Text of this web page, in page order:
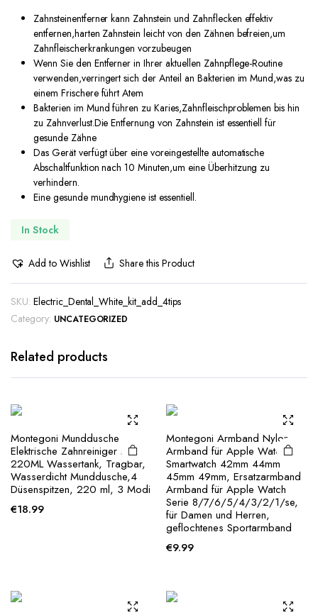
Zahnsteinentferner kann Zahnstein und Zahnflecken effektiv
entfernen,harten Zahnstein leicht von den Zähnen befreien,um
Zahnfleischerkrankungen vorzubeugen
Wenn Sie den Entferner in Ihrer aktuellen Zahnpflege-Routine
verwenden,verringert sich der Anteil an Bakterien im Mund,was zu
einem Frischere führt Atem
Bakterien im Mund führen zu Karies,Zahnfleischproblemen bis hin
zu Zahnverlust.Die Entfernung von Zahnstein ist essentiell für
gesunde Zähne
Das Gerät verfügt über eine voreingestellte automatische
Abschaltfunktion nach 10 Minuten,um eine Überhitzung zu
verhindern.
Eine gesunde mundhygiene ist essentiell.
In Stock
Add to Wishlist Share this Product
SKU: Electric_Dental_White_kit_add_4tips
Category: UNCATEGORIZED
Related products
Montegoni Munddusche
Elektrische Zahnreiniger mit
220ML Wassertank, Tragbar,
Wasserdicht Munddusche,4
Düsenspitzen, 220 ml, 3 Modi
€18.99
Montegoni Armband Nylon
Armband für Apple Watch
Smartwatch 42mm 44mm
45mm 49mm, Ersatzarmband
Armband für Apple Watch
Serie 8/7/6/5/4/3/2/1/se,
für Damen und Herren,
geflochtenes Sportarmband
€9.99